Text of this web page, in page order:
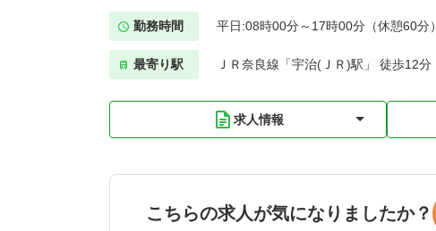
勤務時間 平日:08時00分～17時00分（休憩60分）
最寄り駅 ＪＲ奈良線「宇治(ＪＲ)駅」 徒歩12分
求人情報
こちらの求人が気になりましたか？